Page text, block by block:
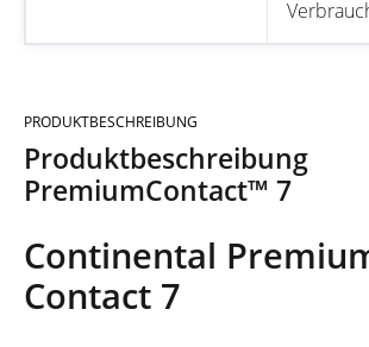
PRODUKTBESCHREIBUNG
Produktbeschreibung
PremiumContact™ 7
Continental
Contact 7